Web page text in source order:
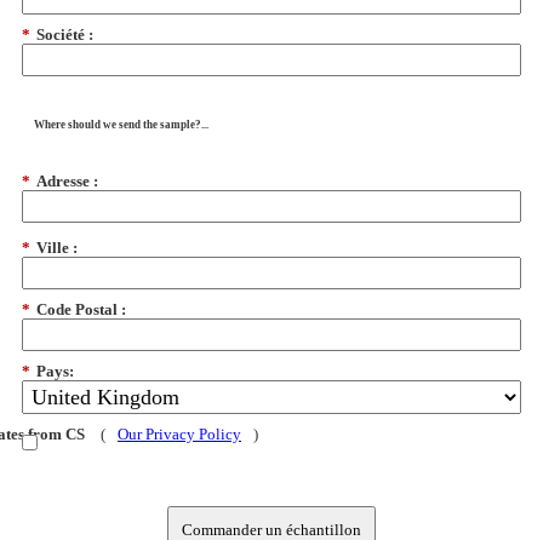
* Société :
Where should we send the sample?...
* Adresse :
* Ville :
* Code Postal :
* Pays:
from CS ( Our Privacy Policy )
Commander un échantillon